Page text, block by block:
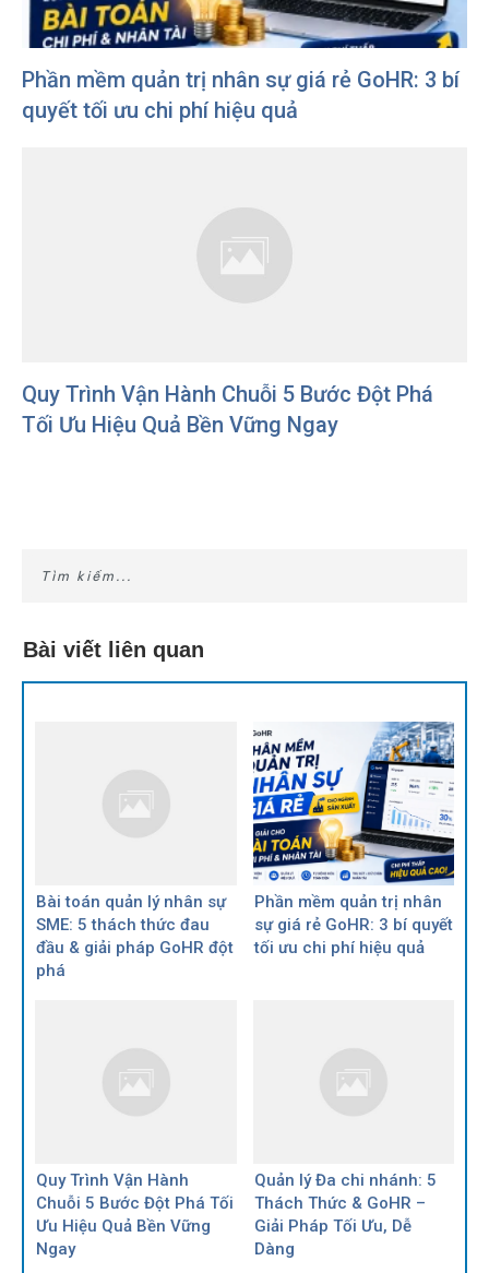
Phần mềm quản trị nhân sự giá rẻ GoHR: 3 bí
quyết tối ưu chi phí hiệu quả
Quy Trình Vận Hành Chuỗi 5 Bước Đột Phá
Tối Ưu Hiệu Quả Bền Vững Ngay
Bài viết liên quan
Bài toán quản lý nhân sự
SME: 5 thách thức đau
đầu & giải pháp GoHR đột
phá
Phần mềm quản trị nhân
sự giá rẻ GoHR: 3 bí quyết
tối ưu chi phí hiệu quả
Quy Trình Vận Hành
Chuỗi 5 Bước Đột Phá Tối
Ưu Hiệu Quả Bền Vững
Ngay
Quản lý Đa chi nhánh: 5
Thách Thức & GoHR –
Giải Pháp Tối Ưu, Dễ
Dàng